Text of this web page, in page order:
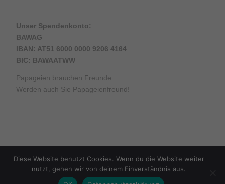
Unser Spendenkonto:
BAWAG
IBAN: AT51 6000 0000 9206 4164
BIC: BAWAATWW
Papageien brauchen Freunde.
Werden auch Sie Papageienfreund!
Theme by Kriesi
Diese Website benutzt Cookies. Wenn du die Website weiter
nutzt, gehen wir von deinem Einverständnis aus.